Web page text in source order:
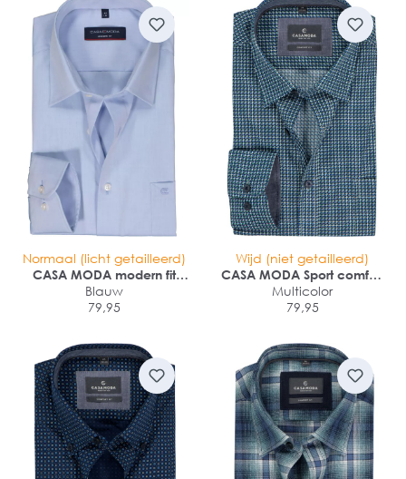
Normaal (licht getailleerd)
CASA MODA modern fit
overhemd
Blauw
79,95
Wijd (niet getailleerd)
CASA MODA Sport comfort
fit overhemd
Multicolor
79,95